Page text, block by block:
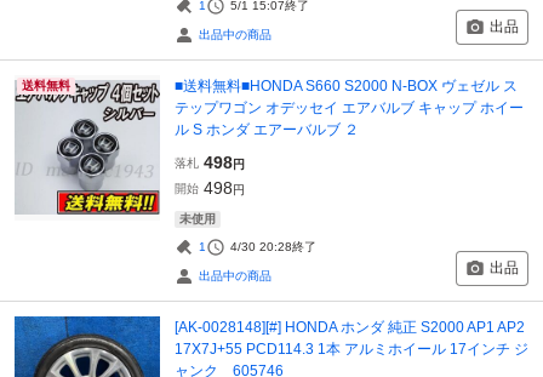
1 5/1 15:07終了
出品中の商品 出品
送料無料
■送料無料■HONDA S660 S2000 N-BOX ヴェゼル ス
テップワゴン オデッセイ エアバルブ キャップ ホイー
ル S ホンダ エアーバルブ ２
落札 498円
開始 498円
未使用
1 4/30 20:28終了
出品中の商品 出品
[AK-0028148][#] HONDA ホンダ 純正 S2000 AP1 AP2
17X7J+55 PCD114.3 1本 アルミホイール 17インチ ジ
ャンク 605746